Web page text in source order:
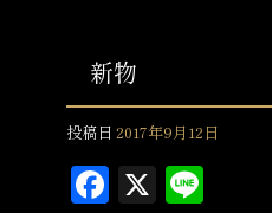
新物
投稿日 2017年9月12日
F X